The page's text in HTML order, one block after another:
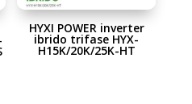
HYXI POWER inverter
ibrido trifase HYX-
H15K/20K/25K-HT